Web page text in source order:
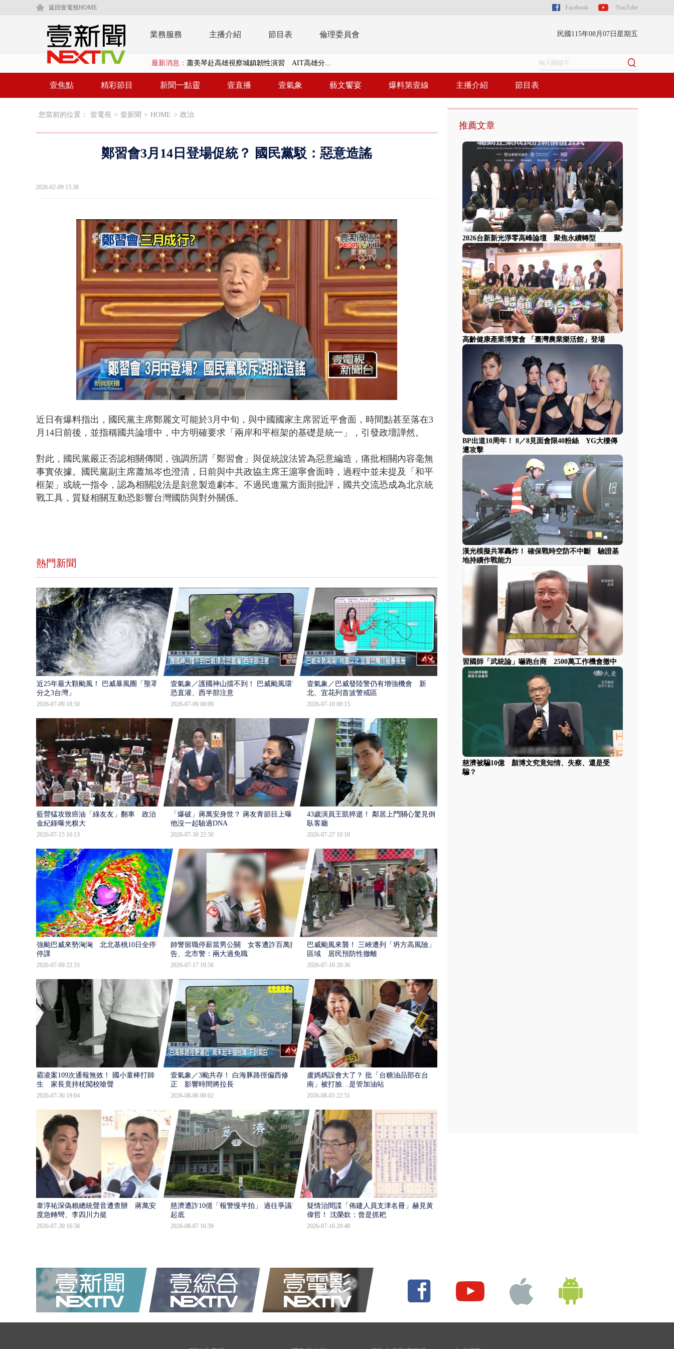
返回壹電視HOME Facebook YouTube
業務服務 主播介紹 節目表 倫理委員會 民國115年08月07日星期五
最新消息： 蕭美琴赴高雄視察城鎮韌性演習 AIT高雄分...
「鯨魚」挾風雨肆虐菲律賓 土石流災情釀6
白海豚海警！ 雨彈將炸台中以北 不排除明...
沖繩機場航班取消！ 滯留旅客「拚手速」搶...
壹焦點 精彩節目 新聞一點靈 壹直播 壹氣象 藝文饗宴 爆料第壹線 主播介紹 節目表
您當前的位置： 壹電視 > 壹新聞 > HOME > 政治
鄭習會3月14日登場促統？ 國民黨駁：惡意造謠
2026-02-09 15:38
Unmute Loaded
39.26%
近日有爆料指出，國民黨主席鄭麗文可能於3月中旬，與中國國家主席習近平會面，時間點甚至落在3
月14日前後，並指稱國共論壇中，中方明確要求「兩岸和平框架的基礎是統一」，引發政壇譁然。
對此，國民黨嚴正否認相關傳聞，強調所謂「鄭習會」與促統說法皆為惡意編造，痛批相關內容毫無
事實依據。國民黨副主席蕭旭岑也澄清，日前與中共政協主席王滬寧會面時，過程中並未提及「和平
框架」或統一指令，認為相關說法是刻意製造劇本。不過民進黨方面則批評，國共交流恐成為北京統
戰工具，質疑相關互動恐影響台灣國防與對外關係。
熱門新聞
近25年最大顆颱風！ 巴威暴風圈「壟罩4
分之3台灣」
2026-07-09 18:50
壹氣象／護國神山擋不到！ 巴威颱風環流
恐直灌、西半部注意
2026-07-09 08:09
壹氣象／巴威發陸警仍有增強機會 新
北、宜花列首波警戒區
2026-07-10 08:15
藍營猛攻致癌油「綠友友」翻車 政治獻
金紀錄曝光糗大
2026-07-15 16:13
「爆破」蔣萬安身世？ 蔣友青節目上曝：
他沒一起驗過DNA
2026-07-30 22:50
43歲演員王凱猝逝！ 鄰居上門關心驚見倒
臥客廳
2026-07-27 10:18
強颱巴威來勢洶洶 北北基桃10日全停班
停課
2026-07-09 22:33
帥警留職停薪當男公關 女客遭詐百萬提
告、北市警：兩大過免職
2026-07-17 10:56
巴威颱風來襲！ 三峽遭列「坍方高風險」
區域 居民預防性撤離
2026-07-10 20:36
霸凌案109次通報無效！ 國小童棒打師
生 家長竟持杖闖校嗆聲
2026-07-30 19:04
壹氣象／3颱共存！ 白海豚路徑偏西修
正 影響時間將拉長
2026-08-06 08:02
盧媽媽誤會大了？ 批「台糖油品部在台
南」被打臉…是管加油站
2026-08-03 22:51
韋淳祐深偽賴總統聲音遭查辦 蔣萬安態
度急轉彎、李四川力挺
2026-07-30 16:58
慈濟遭詐10億「報警慢半拍」 過往爭議遭
起底
2026-08-07 16:39
疑情治間諜「佈建人員支津名冊」赫見黃
偉哲！ 沈榮欽：曾是抓耙
2026-07-16 20:48
推薦文章
2026台新新光淨零高峰論壇 聚焦永續轉型
高齡健康產業博覽會 「臺灣農業樂活館」登場
BP出道10周年！ 8／8見面會限40粉絲 YG大樓傳
遭攻擊
漢光模擬共軍轟炸！ 確保戰時空防不中斷 驗證基
地持續作戰能力
習國師「武統論」嚇跑台商 2500萬工作機會撤中
慈濟被騙10億 顏博文究竟知情、失察、還是受
騙？